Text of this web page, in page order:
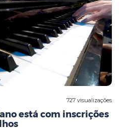
727 visualizações
está com inscrições